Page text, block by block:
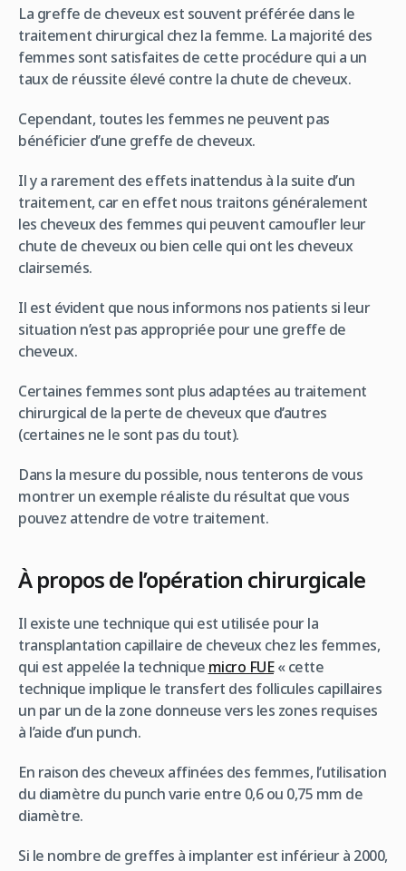
La greffe de cheveux est souvent préférée dans le
traitement chirurgical chez la femme. La majorité des
femmes sont satisfaites de cette procédure qui a un
taux de réussite élevé contre la chute de cheveux.
Cependant, toutes les femmes ne peuvent pas
bénéficier d’une greffe de cheveux.
Il y a rarement des effets inattendus à la suite d’un
traitement, car en effet nous traitons généralement
les cheveux des femmes qui peuvent camoufler leur
chute de cheveux ou bien celle qui ont les cheveux
clairsemés.
Il est évident que nous informons nos patients si leur
situation n’est pas appropriée pour une greffe de
cheveux.
Certaines femmes sont plus adaptées au traitement
chirurgical de la perte de cheveux que d’autres
(certaines ne le sont pas du tout).
Dans la mesure du possible, nous tenterons de vous
montrer un exemple réaliste du résultat que vous
pouvez attendre de votre traitement.
À propos de l’opération chirurgicale
Il existe une technique qui est utilisée pour la
transplantation capillaire de cheveux chez les femmes,
qui est appelée la technique micro FUE« cette
technique implique le transfert des follicules capillaires
un par un de la zone donneuse vers les zones requises
à l’aide d’un punch.
En raison des cheveux affinées des femmes, l’utilisation
du diamètre du punch varie entre 0,6 ou 0,75 mm de
diamètre.
Si le nombre de greffes à implanter est inférieur à 2000,